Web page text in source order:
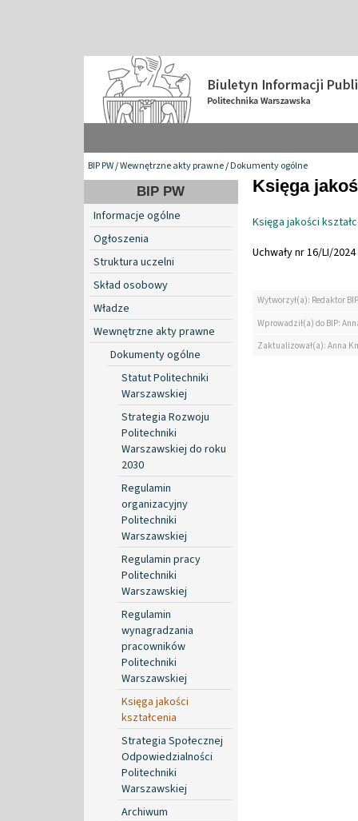
BIP PW/Wewnętrzne akty prawne/Dokumenty ogólne
BIP PW
Informacje ogólne
Ogłoszenia
Struktura uczelni
Skład osobowy
Władze
Wewnętrzne akty prawne
Dokumenty ogólne
Statut Politechniki
Warszawskiej
Strategia Rozwoju
Politechniki
Warszawskiej do roku
2030
Regulamin
organizacyjny
Politechniki
Warszawskiej
Regulamin pracy
Politechniki
Warszawskiej
Regulamin
wynagradzania
pracowników
Politechniki
Warszawskiej
Księga jakości
kształcenia
Strategia Społecznej
Odpowiedzialności
Politechniki
Warszawskiej
Archiwum
Księga
Księga jakości
Uchwały nr 16/LI/
Wytworzył(a): Redaktor BIP
Wprowadził(a) do BIP:
Zaktualizował(a): Anna